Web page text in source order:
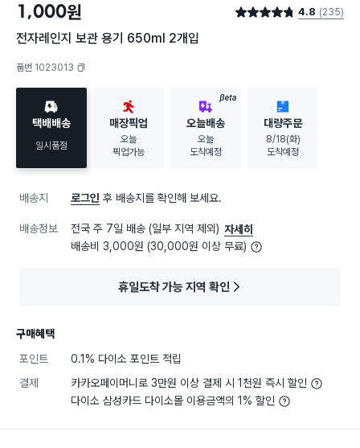
1,000원 별점 4.8점 4.8 (235)
전자레인지 보관 용기 650ml 2개입
품번 1023013
택배배송
일시품절
매장픽업
오늘
픽업가능
BETA
오늘배송
오늘
도착예정
대량주문
8/18(화)
도착예정
배송지 로그인 후 배송지를 확인해 보세요.
배송정보 전국 주 7일 배송 (일부 지역 제외) 자세히
배송비 3,000원 (30,000원 이상 무료)
휴일도착 가능 지역 확인
구매혜택
포인트
0.1% 다이소 포인트 적립
결제
카카오페이머니로 3만원 이상 결제 시 1천원 즉시 할인
다이소 삼성카드 다이소몰 이용금액의 1% 할인